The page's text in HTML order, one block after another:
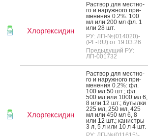
Хлоргексидин
Рас­твор для мес­тно­
го и на­руж­но­го при­
мене­ния 0.2%: 100
мл или 200 мл фл. 1
или 28 шт.
РУ: ЛП-№(014020)-
(РГ-RU) от 19.03.26
Предыдущий РУ:
ЛП-001732
Хлоргексидин
Рас­твор для мес­тно­
го и на­руж­но­го при­
мене­ния 0.2%: фл.
100 мл 50 шт.; фл.
500 мл или 1000 мл 6,
8 или 12 шт.; бу­тыл­ки
225 мл, 250 мл, 425
мл или 450 мл 6, 8
или 12 шт.; ка­нис­тры
3 л, 5 л или 10 л 4 шт.